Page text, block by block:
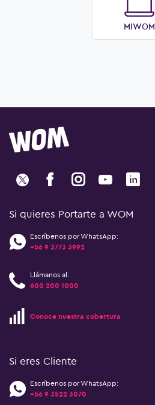
MIWOM
Si quieres Portarte a WOM
Escríbenos por WhatsApp:
+56 9 3773 3992
Llámanos al:
600 200 1000
Conoce nuestra cobertura
Si eres Cliente
Escríbenos por WhatsApp:
+56 9 3522 3070